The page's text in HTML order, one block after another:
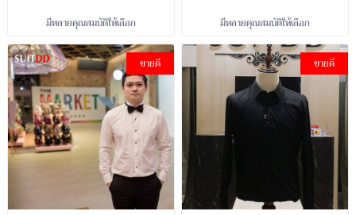
มีหลายคุณสมบัติให้เลือก มีหลายคุณสมบัติให้เลือก
ขายดี ขายดี